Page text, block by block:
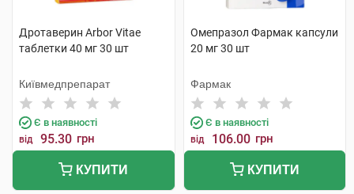
Дротаверин Arbor Vitae
таблетки 40 мг 30 шт
Київмедпрепарат
Є в наявності
від 95.30 грн
КУПИТИ
Омепразол Фармак капсули
20 мг 30 шт
Фармак
Є в наявності
від 106.00 грн
КУПИТИ